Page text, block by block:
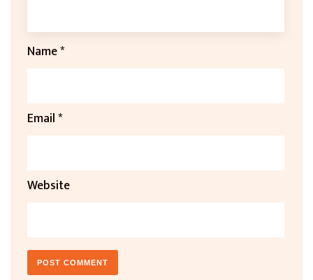
Name*
Email*
Website